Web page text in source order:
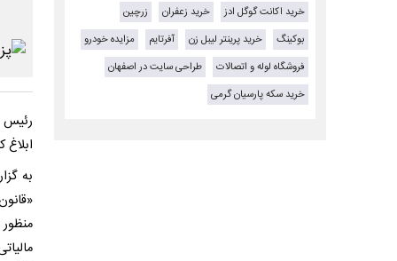
رئیس
ابلاغ
خرید اکانت گوگل ادز
خرید زعفران
زرچین
بوکینگ
خرید پرینتر لیبل زن آفرتایم
مزایده خودرو
فروشگاه لوله و اتصالات
طراحی سایت در اصفهان
خرید سکه پارسیان گرمی